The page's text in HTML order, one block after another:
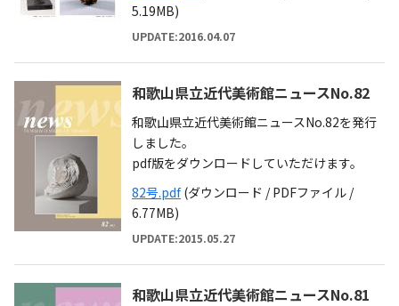
5.19MB)
UPDATE:2016.04.07
和歌山県立近代美術館ニュースNo.82
和歌山県立近代美術館ニュースNo.82を発行
しました。
pdf版をダウンロードしていただけます。
82号.pdf(ダウンロード / PDFファイル /
6.77MB)
UPDATE:2015.05.27
和歌山県立近代美術館ニュースNo.81